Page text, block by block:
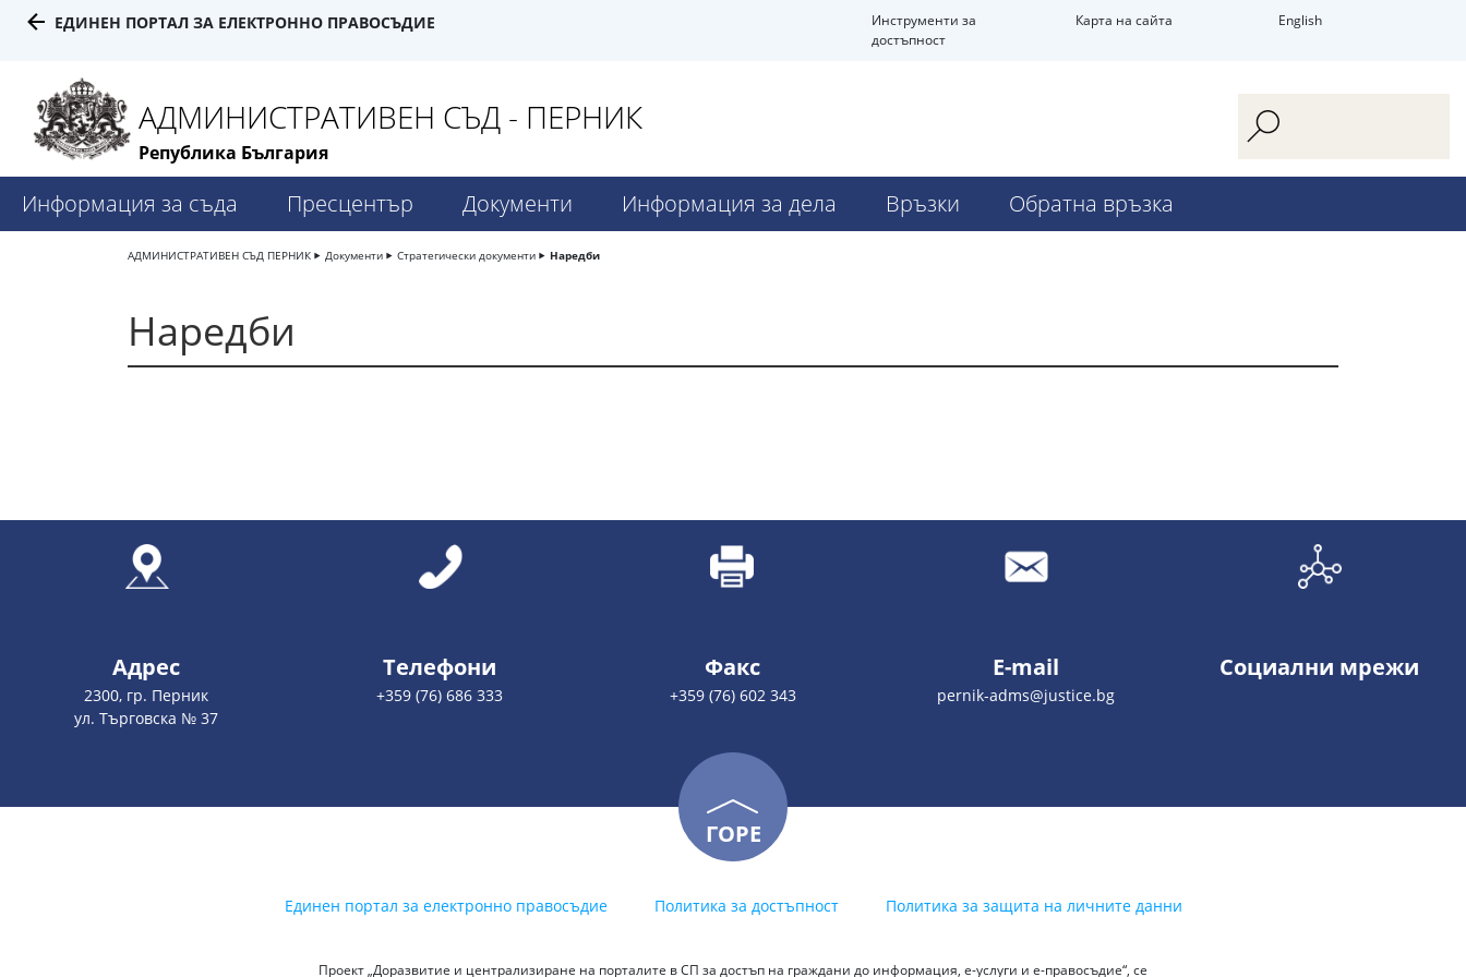
ЕДИНЕН ПОРТАЛ ЗА ЕЛЕКТРОННО ПРАВОСЪДИЕ
Инструменти за
достъпност
Карта на сайта English
АДМИНИСТРАТИВЕН СЪД - ПЕРНИК
Република България
Информация за съда Пресцентър Документи Информация за дела Връзки Обратна връзка
АДМИНИСТРАТИВЕН СЪД ПЕРНИК Документи Стратегически документи Наредби
Наредби
Адрес
2300, гр. Перник
ул. Търговска № 37
Телефони
+359 (76) 686 333
Факс
+359 (76) 602 343
E-mail
pernik-adms@justice.bg
Социални мрежи
ГОРЕ
Единен портал за електронно правосъдие Политика за достъпност Политика за защита на личните данни
Проект „Доразвитие и централизиране на порталите в СП за достъп на граждани до информация, е-услуги и е-правосъдие“, се